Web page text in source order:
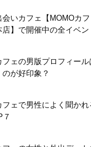
会いカフェ【MOMOカフ
店】で開催中の全イベン
フェの男版プロフィール
のが好印象？
フェで男性によく聞かれ
７